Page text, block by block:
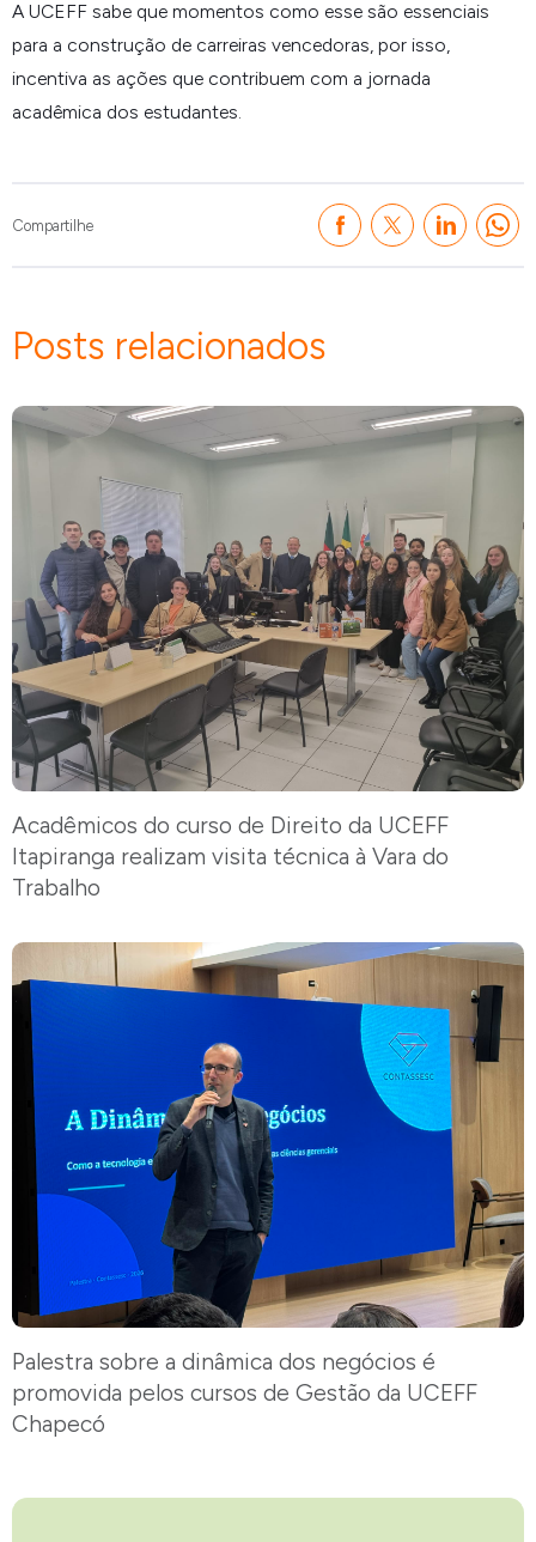
A UCEFF sabe que momentos como esse são essenciais
para a construção de carreiras vencedoras, por isso,
incentiva as ações que contribuem com a jornada
acadêmica dos estudantes.
Compartilhe
Posts relacionados
Acadêmicos do curso de Direito da UCEFF
Itapiranga realizam visita técnica à Vara do
Trabalho
Palestra sobre a dinâmica dos negócios é
promovida pelos cursos de Gestão da UCEFF
Chapecó